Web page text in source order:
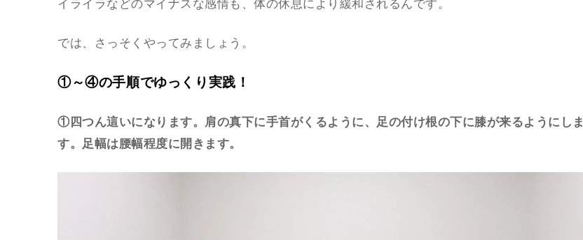
イライラなどのマイナスな感情も、体の休息により緩和されるんです。
では、さっそくやってみましょう。
①～④の手順でゆっくり実践！
①四つん這いになります。肩の真下に手首がくるように、足の付け根の下に膝が来るようにしま
す。足幅は腰幅程度に開きます。